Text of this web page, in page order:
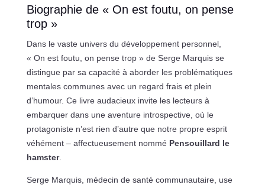
Biographie de « On est foutu, on pense
trop »
Dans le vaste univers du développement personnel,
« On est foutu, on pense trop » de Serge Marquis se
distingue par sa capacité à aborder les problématiques
mentales communes avec un regard frais et plein
d’humour. Ce livre audacieux invite les lecteurs à
embarquer dans une aventure introspective, où le
protagoniste n’est rien d’autre que notre propre esprit
véhément – affectueusement nommé Pensouillard le
hamster.
Serge Marquis, médecin de santé communautaire, use